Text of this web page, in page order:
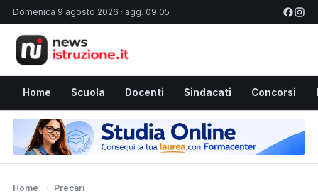
Domenica 9 agosto 2026 · agg. 09:05
Home Scuola Docenti Sindacati Concorsi
Home › Precari